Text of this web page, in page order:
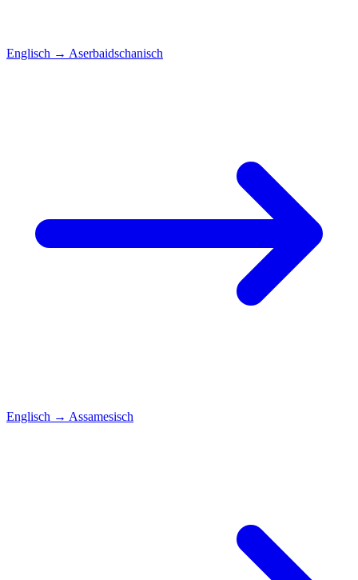
Englisch → Aserbaidschanisch
Englisch → Assamesisch